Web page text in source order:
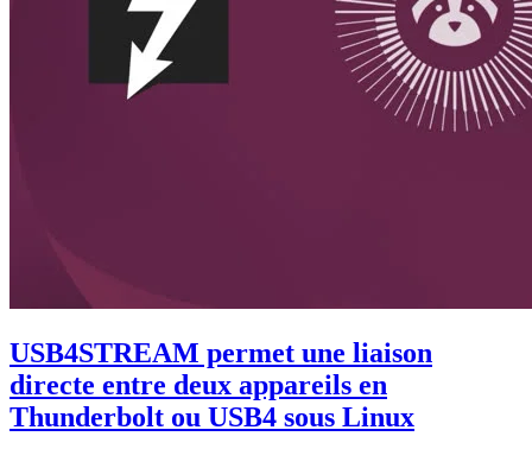
USB4STREAM permet une liaison
directe entre deux appareils en
Thunderbolt ou USB4 sous Linux